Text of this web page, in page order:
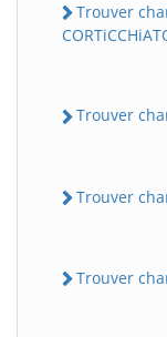
Trouver
Trouver
Trouver
Trouver